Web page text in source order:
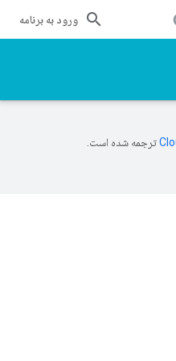
ورود به برنامه
ترجمه شده است.